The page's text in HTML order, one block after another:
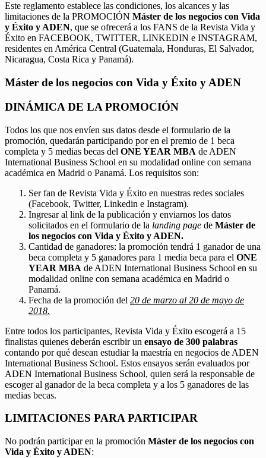
Este reglamento establece las condiciones, los alcances y las
limitaciones de la PROMOCIÓN Máster de los negocios con Vida
y Éxito y ADEN, que se ofrecerá a los FANS de la Revista Vida y
Éxito en FACEBOOK, TWITTER, LINKEDIN e INSTAGRAM,
residentes en América Central (Guatemala, Honduras, El Salvador,
Nicaragua, Costa Rica y Panamá).
Máster de los negocios con Vida y Éxito y ADEN
DINÁMICA DE LA PROMOCIÓN
Todos los que nos envíen sus datos desde el formulario de la
promoción, quedarán participando por en el premio de 1 beca
completa y 5 medias becas del ONE YEAR MBA de ADEN
International Business School en su modalidad online con semana
académica en Madrid o Panamá. Los requisitos son:
Ser fan de Revista Vida y Éxito en nuestras redes sociales
(Facebook, Twitter, Linkedin e Instagram).
Ingresar al link de la publicación y enviarnos los datos
solicitados en el formulario de la landing page de Máster de
los negocios con Vida y Éxito y ADEN.
Cantidad de ganadores: la promoción tendrá 1 ganador de una
beca completa y 5 ganadores para 1 media beca para el ONE
YEAR MBA de ADEN International Business School en su
modalidad online con semana académica en Madrid o
Panamá.
Fecha de la promoción del 20 de marzo al 20 de mayo de
2018.
Entre todos los participantes, Revista Vida y Éxito escogerá a 15
finalistas quienes deberán escribir un ensayo de 300 palabras
contando por qué desean estudiar la maestría en negocios de ADEN
International Business School. Estos ensayos serán evaluados por
ADEN International Business School, quien será la responsable de
escoger al ganador de la beca completa y a los 5 ganadores de las
medias becas.
LIMITACIONES PARA PARTICIPAR
No podrán participar en la promoción Máster de los negocios con
Vida y Éxito y ADEN: